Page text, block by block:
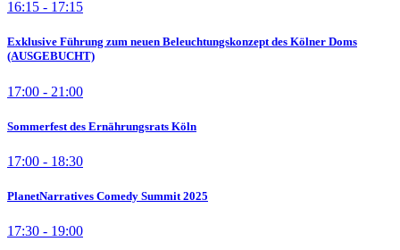
16:15 - 17:15
Exklusive Führung zum neuen Beleuchtungskonzept des Kölner Doms
(AUSGEBUCHT)
17:00 - 21:00
Sommerfest des Ernährungsrats Köln
17:00 - 18:30
PlanetNarratives Comedy Summit 2025
17:30 - 19:00